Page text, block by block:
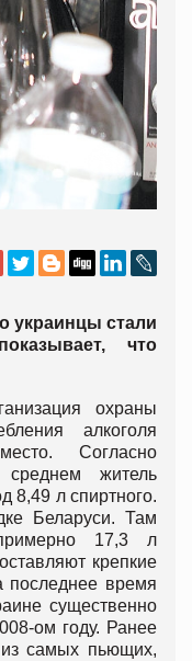
украинцы стали
что
охраны
алкоголя
Согласно
житель
8,49 л спиртного.
Беларуси. Там
17,3 л
крепкие
последнее время
существенно
ом году. Ранее
самых пьющих,